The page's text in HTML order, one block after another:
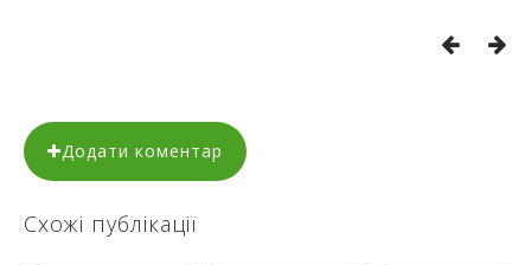
Додати коментар
Схожі публікації